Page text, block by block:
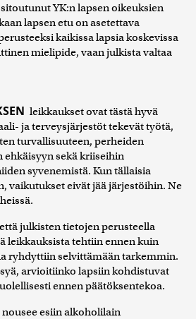
YK:n lapsen oikeuksien
lapsen etu on asetettava
kaikissa lapsia koskevissa
mielipide, vaan julkista valtaa
leikkaukset ovat tästä hyvä
ja terveysjärjestöt tekevät työtä,
turvallisuuteen, perheiden
ehkäisyyn sekä kriiseihin
syvenemistä. Kun tällaisia
vaikutukset eivät jää järjestöihin. Ne
julkisten tietojen perusteella
leikkauksista tehtiin ennen kuin
ryhdyttiin selvittämään tarkemmin.
arvioitiinko lapsiin kohdistuvat
ennen päätöksentekoa.
esiin alkoholilain